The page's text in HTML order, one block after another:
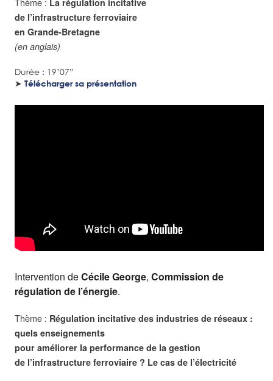
La régulation incitative
de l’infrastructure ferroviaire
en Grande-Bretagne
(en anglais)
Durée : 19’07”
➤ Télécharger sa présentation
Intervention deCécile George, Commission de
régulation de l’énergie.
Thème : Régulation incitative des industries de réseaux :
quels enseignements
pour améliorer la performance de la gestion
de l’infrastructure ferroviaire ? Le cas de l’électricité